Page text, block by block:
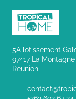
5A lotissement
97417 La Montagne
Réunion